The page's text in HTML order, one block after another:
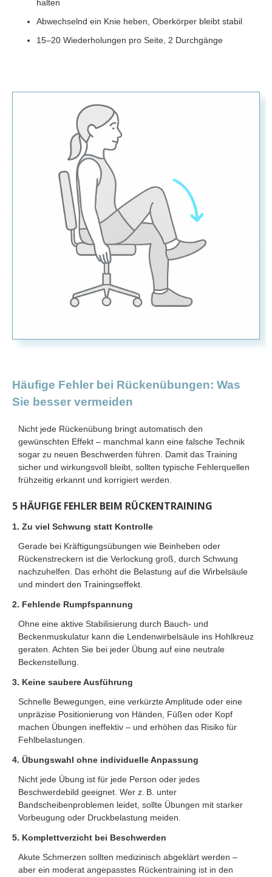
halten
Abwechselnd ein Knie heben, Oberkörper bleibt stabil
15–20 Wiederholungen pro Seite, 2 Durchgänge
Häufige Fehler bei Rückenübungen: Was
Sie besser vermeiden
Nicht jede Rückenübung bringt automatisch den
gewünschten Effekt – manchmal kann eine falsche Technik
sogar zu neuen Beschwerden führen. Damit das Training
sicher und wirkungsvoll bleibt, sollten typische Fehlerquellen
frühzeitig erkannt und korrigiert werden.
5 HÄUFIGE FEHLER BEIM RÜCKENTRAINING
1. Zu viel Schwung statt Kontrolle
Gerade bei Kräftigungsübungen wie Beinheben oder
Rückenstreckern ist die Verlockung groß, durch Schwung
nachzuhelfen. Das erhöht die Belastung auf die Wirbelsäule
und mindert den Trainingseffekt.
2. Fehlende Rumpfspannung
Ohne eine aktive Stabilisierung durch Bauch- und
Beckenmuskulatur kann die Lendenwirbelsäule ins Hohlkreuz
geraten. Achten Sie bei jeder Übung auf eine neutrale
Beckenstellung.
3. Keine saubere Ausführung
Schnelle Bewegungen, eine verkürzte Amplitude oder eine
unpräzise Positionierung von Händen, Füßen oder Kopf
machen Übungen ineffektiv – und erhöhen das Risiko für
Fehlbelastungen.
4. Übungswahl ohne individuelle Anpassung
Nicht jede Übung ist für jede Person oder jedes
Beschwerdebild geeignet. Wer z. B. unter
Bandscheibenproblemen leidet, sollte Übungen mit starker
Vorbeugung oder Druckbelastung meiden.
5. Komplettverzicht bei Beschwerden
Akute Schmerzen sollten medizinisch abgeklärt werden –
aber ein moderat angepasstes Rückentraining ist in den